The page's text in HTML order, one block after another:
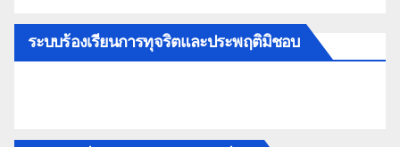
ระบบร้องเรียนการทุจริตและประพฤติมิชอบ